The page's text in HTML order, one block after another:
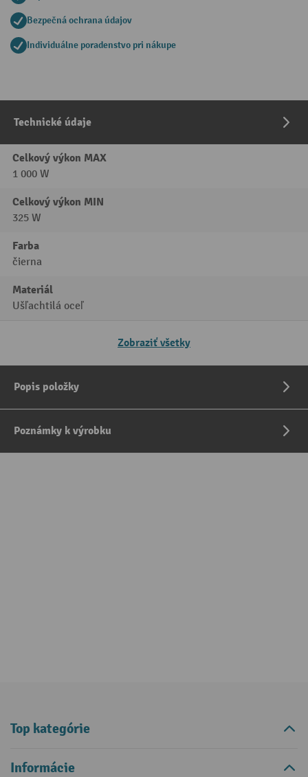
Bezpečná ochrana údajov
Individuálne poradenstvo pri nákupe
Technické údaje
Celkový výkon MAX
1 000 W
Celkový výkon MIN
325 W
Farba
čierna
Materiál
Ušľachtilá oceľ
Zobraziť všetky
Popis položky
Poznámky k výrobku
Top kategórie
Informácie